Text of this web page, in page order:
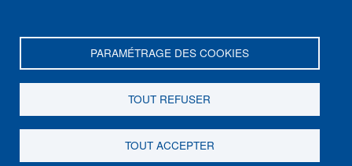
PARAMÉTRAGE DES COOKIES
TOUT REFUSER
TOUT ACCEPTER
ENS-PSL Département de physique - 24, rue
Lhomond 75005 Paris - France
Suivez-nous sur Youtube